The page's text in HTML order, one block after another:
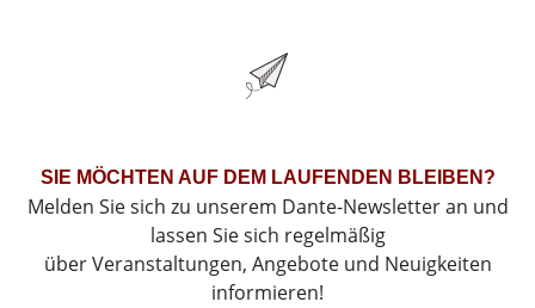
SIE MÖCHTEN AUF DEM LAUFENDEN BLEIBEN?
Melden Sie sich zu unserem Dante-Newsletter an und
lassen Sie sich regelmäßig
über Veranstaltungen, Angebote und Neuigkeiten
informieren!